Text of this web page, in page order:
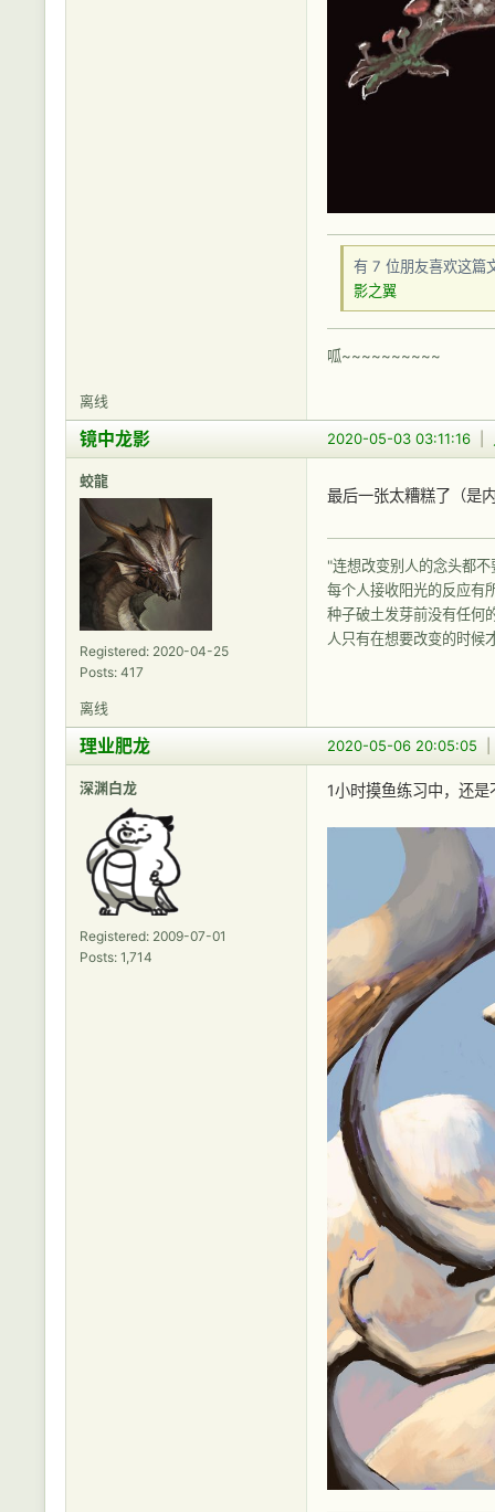
有 7 位朋友喜欢这篇
影之翼
呱~~~~~~~~~~
离线
2020-05-03 03:11:16
镜中龙影
蛟龍
Registered: 2020-04-25
Posts: 417
最后一张太糟糕了（是
"连想改变别人的念头都
每个人接收阳光的反应有
种子破土发芽前没有任何
人只有在想要改变的时候
离线
2020-05-06 20:05:05
理业肥龙
深渊白龙
Registered: 2009-07-01
Posts: 1,714
1小时摸鱼练习中，还是